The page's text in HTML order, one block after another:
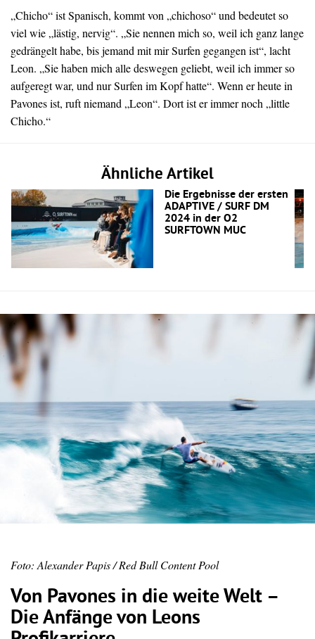
„Chicho“ ist Spanisch, kommt von „chichoso“ und bedeutet so
viel wie „lästig, nervig“. „Sie nennen mich so, weil ich ganz lange
gedrängelt habe, bis jemand mit mir Surfen gegangen ist“, lacht
Leon. „Sie haben mich alle deswegen geliebt, weil ich immer so
aufgeregt war, und nur Surfen im Kopf hatte“. Wenn er heute in
Pavones ist, ruft niemand „Leon“. Dort ist er immer noch „little
Chicho.“
Ähnliche Artikel
Die Ergebnisse der ersten
ADAPTIVE / SURF DM
2024 in der O2
SURFTOWN MUC
Foto: Alexander Papis / Red Bull Content Pool
Von Pavones in die weite Welt –
Die Anfänge von Leons